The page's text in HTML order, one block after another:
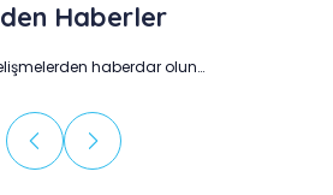
Haberler
haberdar olun…